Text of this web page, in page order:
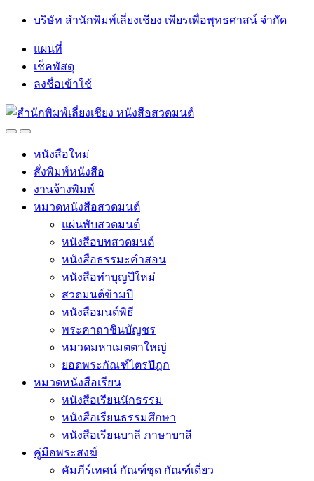
Skip
navigation
Skip
บริษัท สำนักพิมพ์เลี่ยงเชียง เพียรเพื่อพุทธศาสน์ จำกัด
แผนที่
เช็คพัสดุ
ลงชื่อเข้าใช้
OpenClose
หนังสือใหม่
สั่งพิมพ์หนังสือ
งานจ้างพิมพ์
หมวดหนังสือสวดมนต์
แผ่นพับสวดมนต์
หนังสือบทสวดมนต์
หนังสือธรรมะคำสอน
หนังสือทำบุญปีใหม่
สวดมนต์ข้ามปี
หนังสือมนต์พิธี
พระคาถาชินบัญชร
หมวดมหาเมตตาใหญ่
ยอดพระกัณฑ์ไตรปิฎก
หมวดหนังสือเรียน
หนังสือเรียนนักธรรม
หนังสือเรียนธรรมศึกษา
หนังสือเรียนบาลี ภาษาบาลี
คู่มือพระสงฆ์
คัมภีร์เทศน์ กัณฑ์ชุด กัณฑ์เดี่ยว